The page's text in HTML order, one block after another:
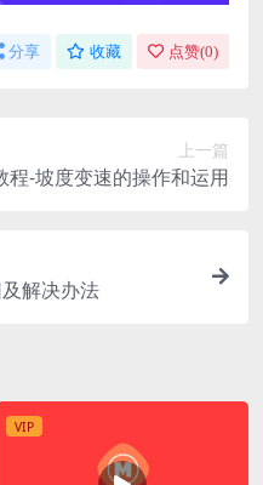
分享 收藏 点赞(0)
上一篇
程-坡度变速的操作和运用
解决办法
VIP